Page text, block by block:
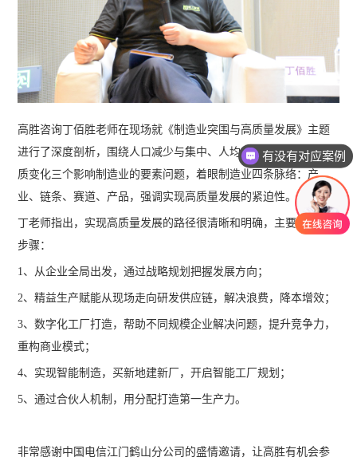
高胜咨询丁佰胜老师在现场就《制造业突围与高质量发展》主题
进行了深度剖析，围绕人口减少与集中、人均GDP增长及创新本
质变化三个影响制造业的要素问题，着眼制造业四条脉络：产
业、链条、赛道、产品，强调实现高质量发展的紧迫性。
丁老师指出，实现高质量发展的路径很清晰和明确，主要分五个
步骤：
1、从企业全局出发，通过战略规划把握发展方向；
2、精益生产赋能从现场走向研发供应链，解决浪费，降本增效；
3、数字化工厂打造，帮助不同规模企业解决问题，提升竞争力，
重构商业模式；
4、实现智能制造，买新地建新厂，开启智能工厂规划；
5、通过合伙人机制，用分配打造第一生产力。
非常感谢中国电信江门鹤山分公司的盛情邀请，让高胜有机会参
有没有对应案例